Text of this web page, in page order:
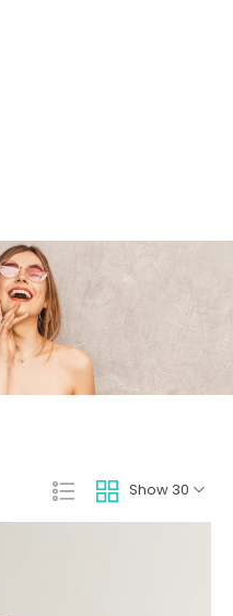
Show 30